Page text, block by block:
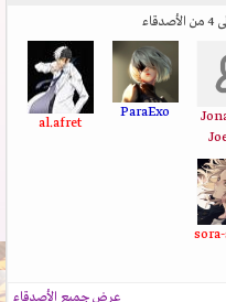
ParaExo
al.afret
عرض جميع الأصدقاء